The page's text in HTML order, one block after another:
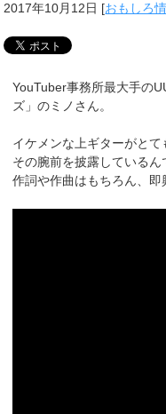
2017年10月12日 [おもしろ
YouTuber事務所最大手の
ズ」のミノさん。
イケメンな上ギターがとて
その腕前を披露しているん
作詞や作曲はもちろん、即